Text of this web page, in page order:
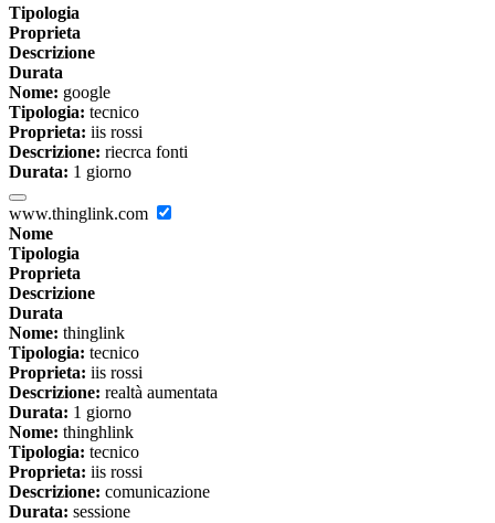
Tipologia
Proprieta
Descrizione
Durata
Nome: google
Tipologia: tecnico
Proprieta: iis rossi
Descrizione: riecrca fonti
Durata: 1 giorno
www.thinglink.com
Nome
Tipologia
Proprieta
Descrizione
Durata
Nome: thinglink
Tipologia: tecnico
Proprieta: iis rossi
Descrizione: realtà aumentata
Durata: 1 giorno
Nome: thinghlink
Tipologia: tecnico
Proprieta: iis rossi
Descrizione: comunicazione
Durata: sessione